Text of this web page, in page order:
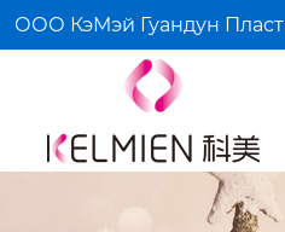
ООО КэМэй Гуандун